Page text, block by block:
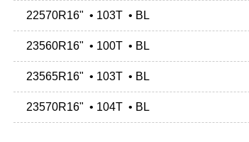
22570R16" • 103T • BL
23560R16" • 100T • BL
23565R16" • 103T • BL
23570R16" • 104T • BL